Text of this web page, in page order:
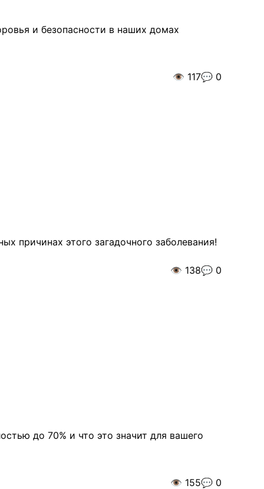
и безопасности в наших домах
👁️ 117💬 0
причинах этого загадочного заболевания!
👁️ 138💬 0
до 70% и что это значит для вашего
👁️ 155💬 0